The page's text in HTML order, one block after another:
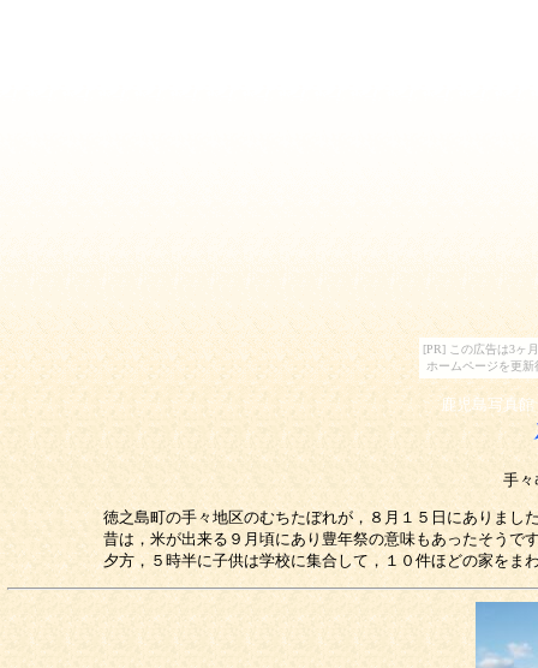
[PR] この広告は3ヶ
ホームページを更
鹿児島写真
手
徳之島町の手々地区のむちたぼれが，８月１５日にありまし
昔は，米が出来る９月頃にあり豊年祭の意味もあったそうで
夕方，５時半に子供は学校に集合して，１０件ほどの家を